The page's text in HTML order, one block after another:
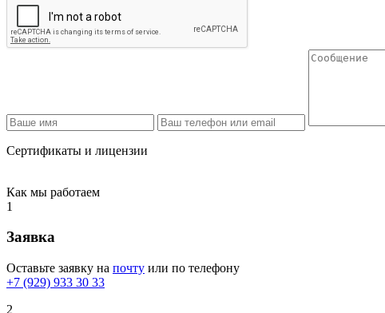
Сертификаты и лицензии
Как мы работаем
1
Заявка
Оставьте заявку на почту или по телефону
+7 (929) 933 30 33
2